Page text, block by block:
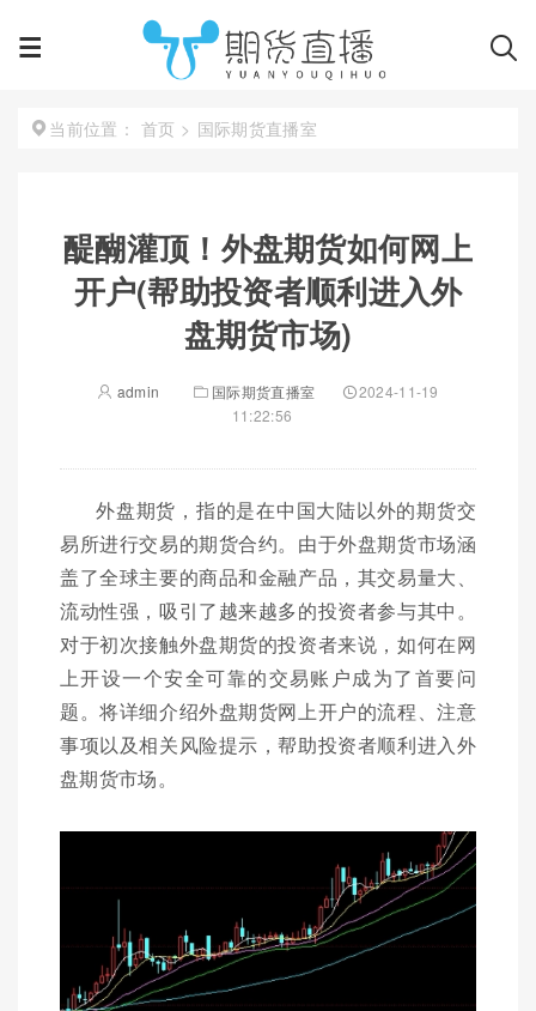
当前位置： 首页 > 国际期货直播室
醍醐灌顶！外盘期货如何网上
开户(帮助投资者顺利进入外
盘期货市场)
admin 国际期货直播室
2024-11-19
11:22:56
外盘期货，指的是在中国大陆以外的期货交
易所进行交易的期货合约。由于外盘期货市场涵
盖了全球主要的商品和金融产品，其交易量大、
流动性强，吸引了越来越多的投资者参与其中。
对于初次接触外盘期货的投资者来说，如何在网
上开设一个安全可靠的交易账户成为了首要问
题。将详细介绍外盘期货网上开户的流程、注意
事项以及相关风险提示，帮助投资者顺利进入外
盘期货市场。